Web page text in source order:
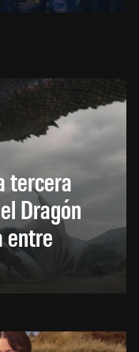
tercera
Dragón
entre